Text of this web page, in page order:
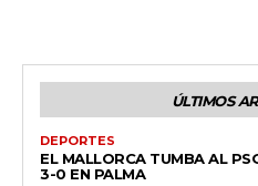
ÚLTIMOS
DEPORTES
EL MALLORCA TUMBA AL
3-0 EN PALMA